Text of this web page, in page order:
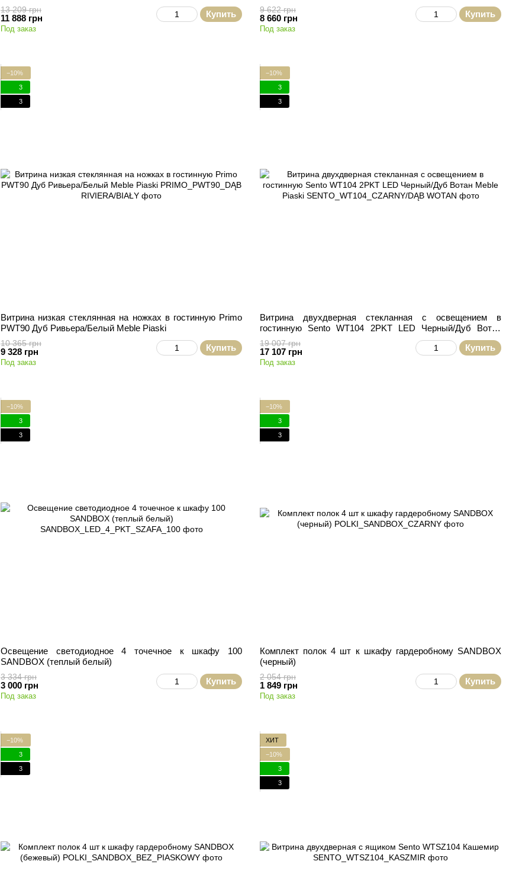
13 209 грн
11 888 грн Купить
Под заказ
9 622 грн
8 660 грн Купить
Под заказ
−10%
3
3
Витрина низкая стеклянная на ножках в гостинную Primo
PWT90 Дуб Ривьера/Белый Meble Piaski
10 365 грн
9 328 грн Купить
Под заказ
−10%
3
3
Витрина двухдверная стекланная с освещением в
гостинную Sento WT104 2PKT LED Черный/Дуб Вотан
Meble Piaski
19 007 грн
17 107 грн Купить
Под заказ
−10%
3
3
Освещение светодиодное 4 точечное к шкафу 100
SANDBOX (теплый белый)
3 334 грн
3 000 грн Купить
Под заказ
−10%
3
3
Комплект полок 4 шт к шкафу гардеробному SANDBOX
(черный)
2 054 грн
1 849 грн Купить
Под заказ
−10%
3
3
ХИТ
−10%
3
3